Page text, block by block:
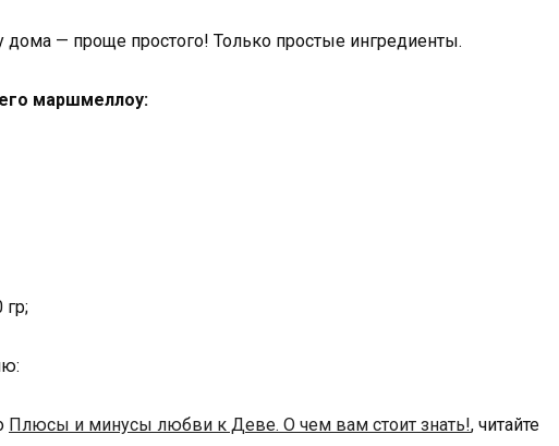
маршмеллоу:
гр;
Плюсы и минусы любви к Деве. О чем вам стоит знать!, читайте